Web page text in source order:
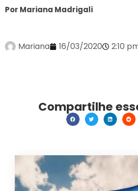
Por Mariana Madrigali
Mariana 16/03/2020 2:10
Compartilhe